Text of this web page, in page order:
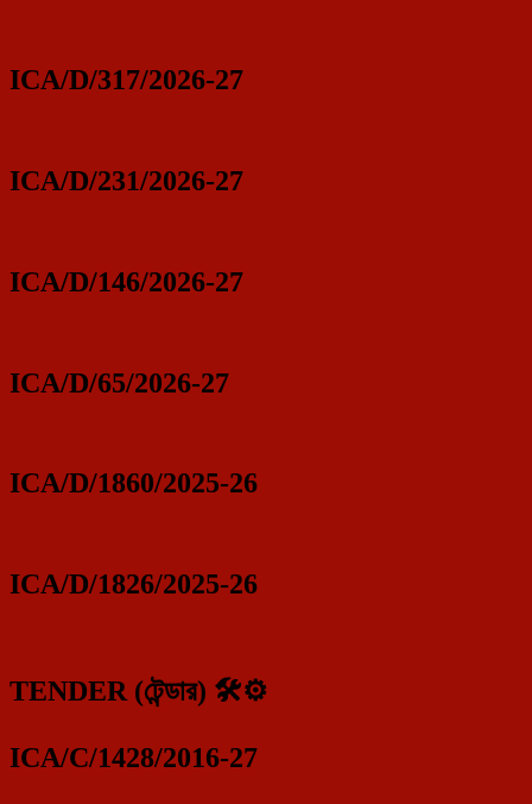
ICA/D/317/2026-27
ICA/D/231/2026-27
ICA/D/146/2026-27
ICA/D/65/2026-27
ICA/D/1860/2025-26
ICA/D/1826/2025-26
TENDER (টেন্ডার) 🛠️⚙️
ICA/C/1428/2016-27